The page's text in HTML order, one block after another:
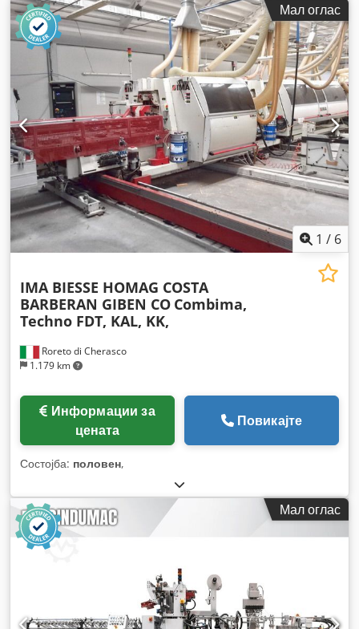
Мал оглас
1 / 6
Roreto di Cherasco
1.179 km
IMA BIESSE HOMAG COSTA
BARBERAN GIBEN CO Combima,
Techno FDT, KAL, KK,
цената
Повикајте
Состојба: половен,
Мал оглас